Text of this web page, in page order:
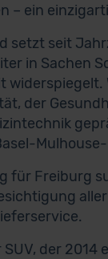
– ein
setzt seit
in Sachen
der
für Freiburg
der